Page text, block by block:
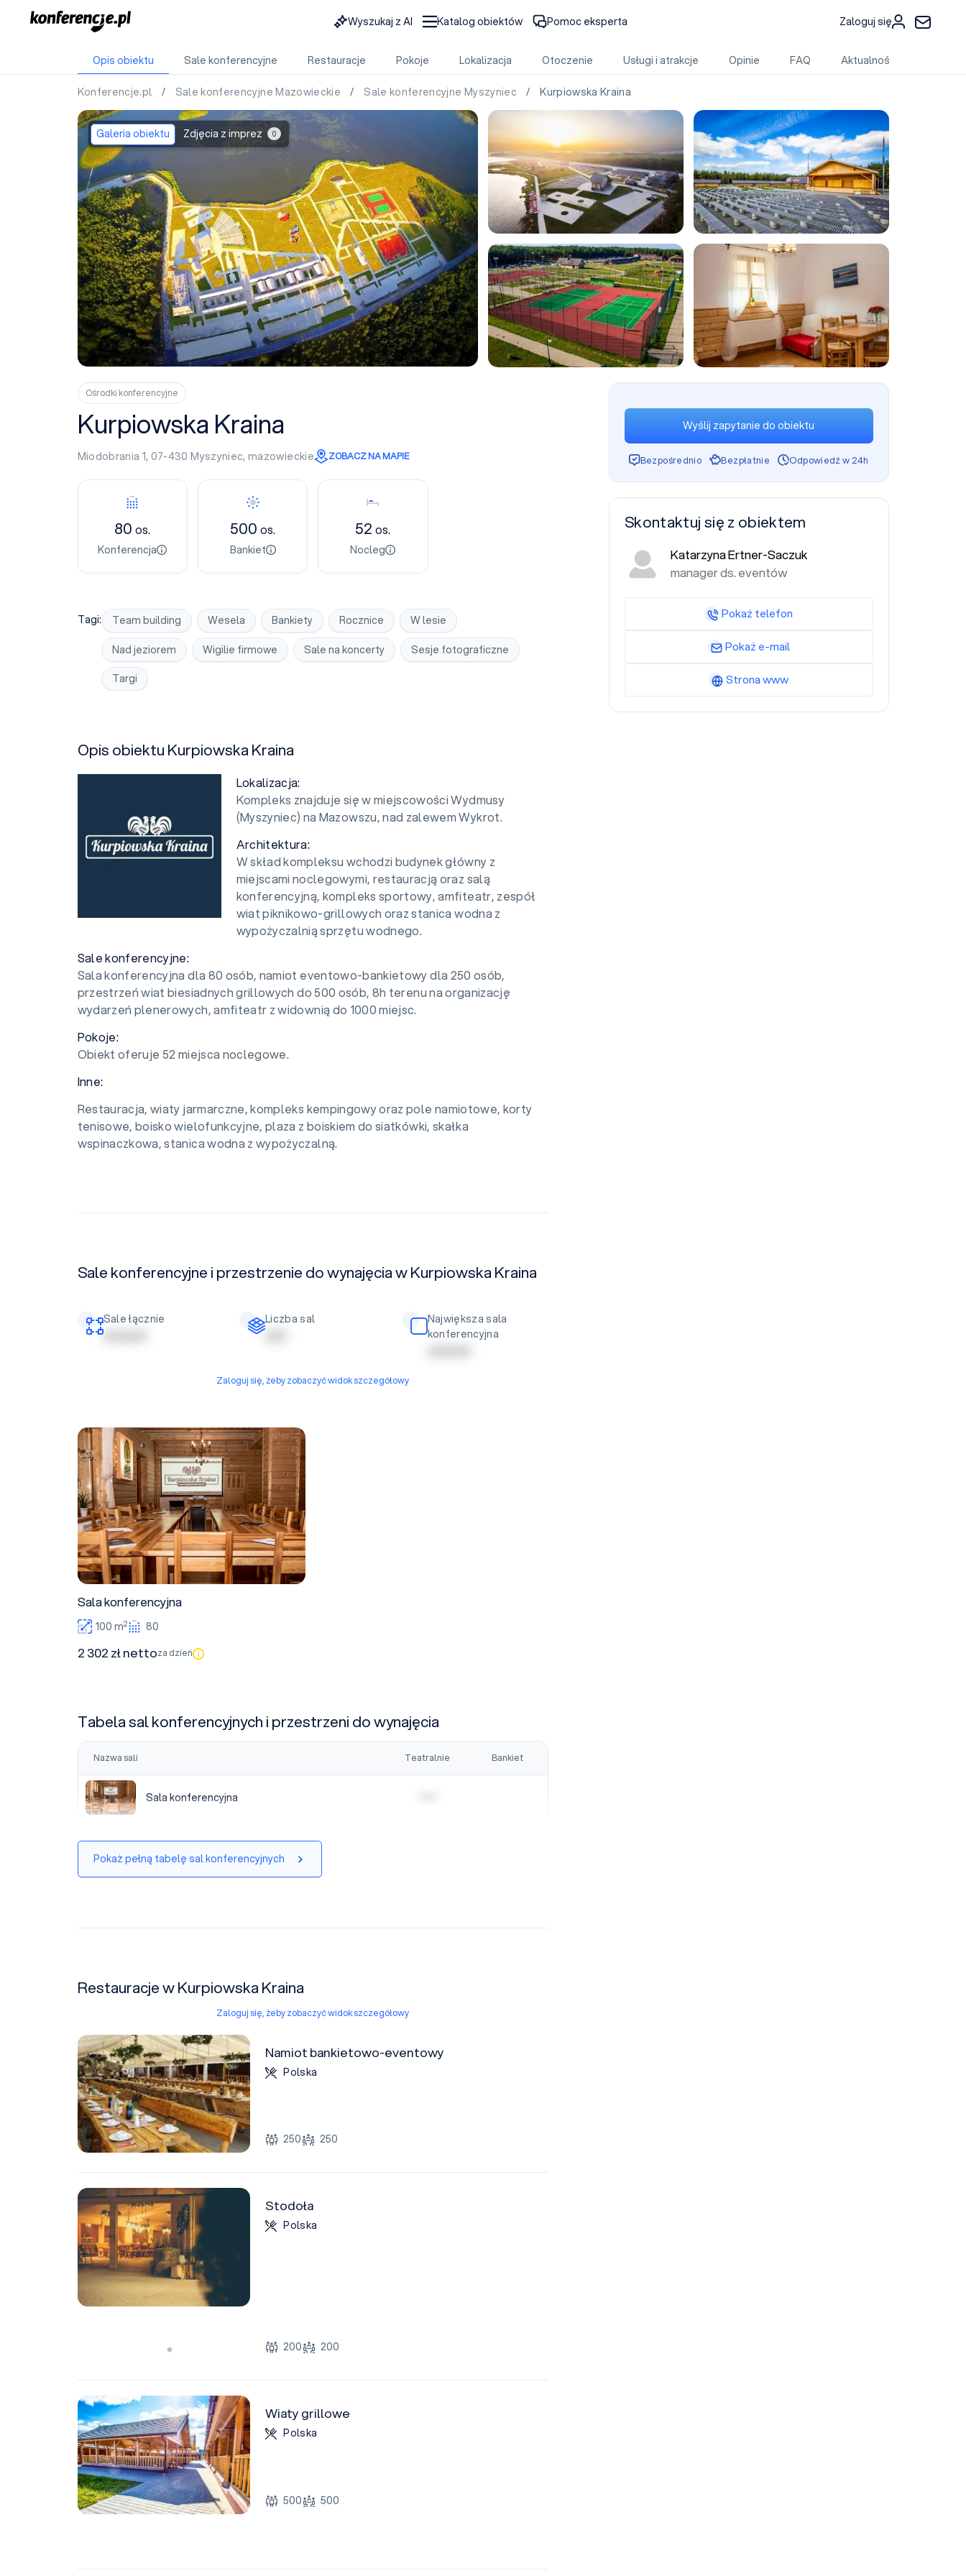
Wyszukaj z AI Katalog obiektów Pomoc eksperta Zaloguj się
Opis obiektu Sale konferencyjne Restauracje Pokoje Lokalizacja Otoczenie Usługi i atrakcje Opinie FAQ Aktualności
Konferencje.pl / Sale konferencyjne Mazowieckie / Sale konferencyjne Myszyniec / Kurpiowska Kraina
Galeria obiektu Zdjęcia z imprez 0
+12
Ośrodki konferencyjne
Kurpiowska Kraina
Miodobrania 1, 07-430Myszyniec,mazowieckie ZOBACZ NA MAPIE
Konferencja
80os.
Konferencja
Bankiet
500os.
Bankiet
Nocleg
52os.
Nocleg
Tagi: Team building Wesela Bankiety Rocznice W lesie
Nad jeziorem Wigilie firmowe Sale na koncerty Sesje fotograficzne
Targi
Opis obiektu Kurpiowska Kraina
Lokalizacja:
Kompleks znajduje się w miejscowości Wydmusy
(Myszyniec) na Mazowszu, nad zalewem Wykrot.
Architektura:
W skład kompleksu wchodzi budynek główny z
miejscami noclegowymi, restauracją oraz salą
konferencyjną, kompleks sportowy, amfiteatr, zespół
wiat piknikowo-grillowych oraz stanica wodna z
wypożyczalnią sprzętu wodnego.
Sale konferencyjne:
Sala konferencyjna dla 80 osób, namiot eventowo-bankietowy dla 250 osób,
przestrzeń wiat biesiadnych grillowych do 500 osób, 8h terenu na organizację
wydarzeń plenerowych, amfiteatr z widownią do 1000 miejsc.
Pokoje:
Obiekt oferuje 52 miejsca noclegowe.
Inne:
Restauracja, wiaty jarmarczne, kompleks kempingowy oraz pole namiotowe, korty
tenisowe, boisko wielofunkcyjne, plaza z boiskiem do siatkówki, skałka
wspinaczkowa, stanica wodna z wypożyczalną.
Sale konferencyjne i przestrzenie do wynajęcia w Kurpiowska Kraina
Sale łącznie
| | | | | | | | | |
Liczba sal
Największa sala
konferencyjna
Zaloguj się, żeby zobaczyć widok szczegółowy
Sala konferencyjna
Sala konferencyjna
100 m2 80
2 302 zł nettoza dzień
Tabela sal konferencyjnych i przestrzeni do wynajęcia
Nazwa sali Teatralnie Bankiet
Sala konferencyjna
Sala konferencyjna
Pokaż pełną tabelę sal konferencyjnych
Restauracje w Kurpiowska Kraina
Zaloguj się, żeby zobaczyć widok szczegółowy
Namiot bankietowo-eventowy
Polska
250 250
Stodoła
Polska
200 200
Wiaty grillowe
Polska
500 500
Wyślij zapytanie do obiektu
Bezpośrednio Bezpłatnie Odpowiedź w 24h
Skontaktuj się z obiektem
Katarzyna Ertner-Saczuk
manager ds. eventów
Pokaż telefon
Pokaż e-mail
Strona www